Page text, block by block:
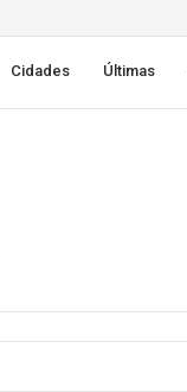
Cidades Últimas